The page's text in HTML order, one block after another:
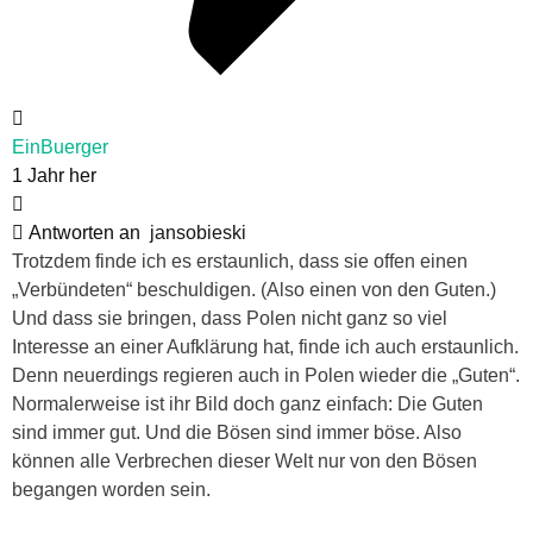
EinBuerger
1 Jahr her
Antworten an jansobieski
Trotzdem finde ich es erstaunlich, dass sie offen einen
„Verbündeten“ beschuldigen. (Also einen von den Guten.)
Und dass sie bringen, dass Polen nicht ganz so viel
Interesse an einer Aufklärung hat, finde ich auch erstaunlich.
Denn neuerdings regieren auch in Polen wieder die „Guten“.
Normalerweise ist ihr Bild doch ganz einfach: Die Guten
sind immer gut. Und die Bösen sind immer böse. Also
können alle Verbrechen dieser Welt nur von den Bösen
begangen worden sein.